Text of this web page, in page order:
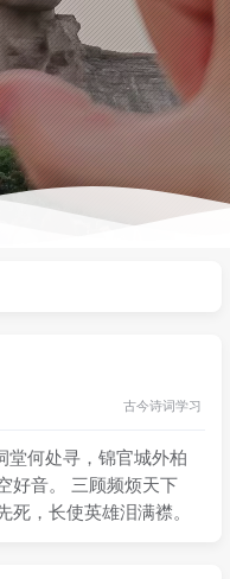
古今诗词学习
堂何处寻，锦官城外柏
好音。 三顾频烦天下
，长使英雄泪满襟。